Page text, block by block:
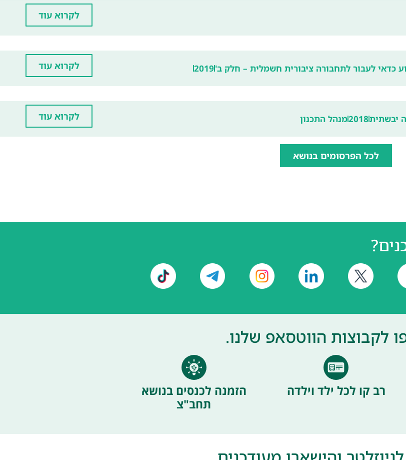
לקרוא עוד
כדאי לעבור לתחבורה ציבורית חשמלית – חלק ב'2019 לקרוא עוד
יבשתית2018מנהל התכנון לקרוא עוד
לכל הפרסומים בנושא
לקבוצות הווטסאפ שלנו.
רב קו לכל ילד וילדה
הזמנה לכנסים בנושא
תחב"צ